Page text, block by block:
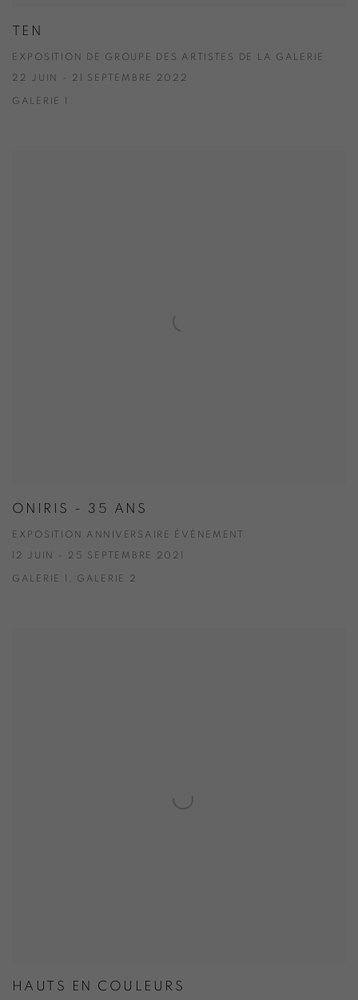
TEN
EXPOSITION DE GROUPE DES ARTISTES DE LA GALERIE
22 JUIN - 21 SEPTEMBRE 2022
GALERIE 1
ONIRIS - 35 ANS
EXPOSITION ANNIVERSAIRE ÉVÈNEMENT
12 JUIN - 25 SEPTEMBRE 2021
GALERIE 1, GALERIE 2
HAUTS EN COULEURS